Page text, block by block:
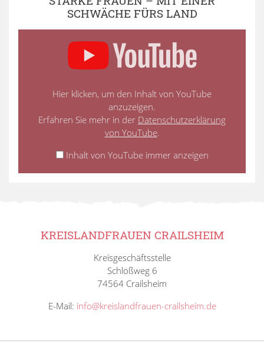
SCHWÄCHE FÜRS LAND
Hier klicken, um den Inhalt von YouTube
anzuzeigen.
Erfahren Sie mehr in der Datenschutzerklärung
von YouTube.
Inhalt von YouTube immer anzeigen
KREISLANDFRAUEN CRAILSHEIM
Kreisgeschäftsstelle
Schloßweg 6
74564 Crailsheim
E-Mail: info@kreislandfrauen-crailsheim.de